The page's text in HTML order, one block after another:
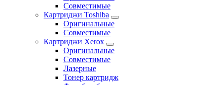
Совместимые
Картриджи Toshiba
Оригинальные
Совместимые
Картриджи Xerox
Оригинальные
Совместимые
Лазерные
Тонер картридж